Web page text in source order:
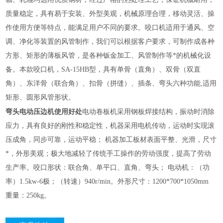
质量稳定，具有易于安装、外型美观，机械原理合理，移动灵活、操
作使用方便等特点，能满足用户不同的要求。咬口机适用于通风、空
调、净化等装置的风管制作，我们可以根据客户要求，可制作成各种
方形、矩形的薄板风管，是各种钣金加工、风管制作等*的机械化设
备。本款咬口机，SA-15HB型，具有单骨（直角）、双骨（双直
角）、东洋骨（联合角）、扣骨（拼缝）、插条、弯头六种功能,适用
矩形、圆形风管形状。
弯头电动压边机使用好处电动卷板机采用钢板焊接结构，振动时消除
应力，具有良好的刚性和稳定性，机器采用电机传动，运动时实现滚
压成角，同步可靠，运动平稳； 机器加工板材表面平整、光滑，尺寸
*，外形美观；极大地减轻了传统手工操作的劳动强度，提高了劳动
生产率。咬口形状：联合角、单平口、直角、弯头； 电动机：（功
率）1.5kw-6极；（转速）940r/min。外形尺寸：1200*700*1050mm
重量：250kg。